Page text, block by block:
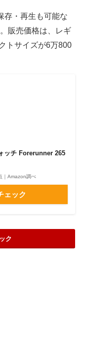
・再生も可能な
販売価格は、レギ
トサイズが6万800
ッチ Forerunner 265
｜Amazon調べ
ェック
ク